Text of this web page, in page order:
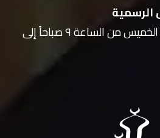
الرسمية
من السبت إلى الخميس من الساعة ٩ صباحاً إلى